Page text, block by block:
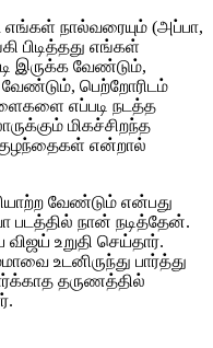
நால்வரையும் (அப்பா,
பிடித்தது எங்கள்
இருக்க வேண்டும்,
பெற்றோரிடம்
எப்படி நடத்த
மிகச்சிறந்த
என்றால்
வேண்டும் என்பது
படத்தில் நான் நடித்தேன்.
உறுதி செய்தார்.
உடனிருந்து பார்த்து
தருணத்தில்